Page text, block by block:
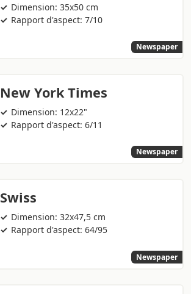
Dimension: 35x50 cm
Rapport d'aspect: 7/10
Newspaper
New York Times
Dimension: 12x22"
Rapport d'aspect: 6/11
Newspaper
Swiss
Dimension: 32x47,5 cm
Rapport d'aspect: 64/95
Newspaper